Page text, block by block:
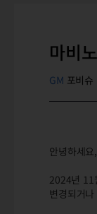
마비
GM 포비슈
안녕하세요,
2024년 11
변경되거